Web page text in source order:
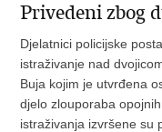
Privedeni zbog
Djelatnici policijske
istraživanje nad
Buja kojim je utvrđena
djelo zlouporaba
istraživanja izvršene su